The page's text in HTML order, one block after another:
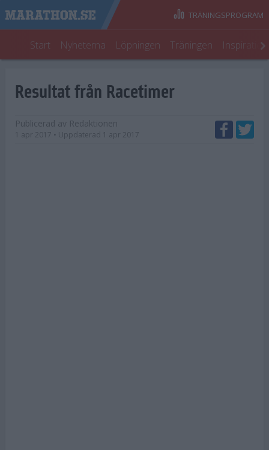
Start Nyheterna Löpningen Träningen
TRÄNINGSPROGRAM
Resultat från Racetimer
Publicerad av Redaktionen
1 apr 2017 • Uppdaterad 1 apr 2017